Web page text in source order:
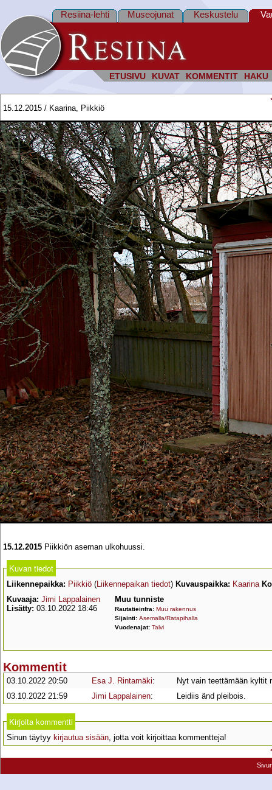
ETUSIVU KUVAT KOMMENTIT HAKU
Resiina-lehti Museojunat Keskustelu
15.12.2015 / Kaarina, Piikkiö
15.12.2015 Piikkiön aseman ulkohuussi.
Kuvan tiedot
Liikennepaikka: Piikkiö (Liikennepaikan tiedot) Kuvauspaikka: Kaarina
Kuvaaja: Jimi Lappalainen
Lisätty: 03.10.2022 18:46
Muu tunniste
Rautatieinfra: Muu rakennus
Sijainti: Asemalla/Ratapihalla
Vuodenajat: Talvi
Kommentit
03.10.2022 20:50 Esa J. Rintamäki:
Nyt vain teettämään kyltit
03.10.2022 21:59
Jimi Lappalainen: Leidiis änd pleibois.
Kirjoita kommentti
Sinun täytyy kirjautua sisään, jotta voit kirjoittaa kommentteja!